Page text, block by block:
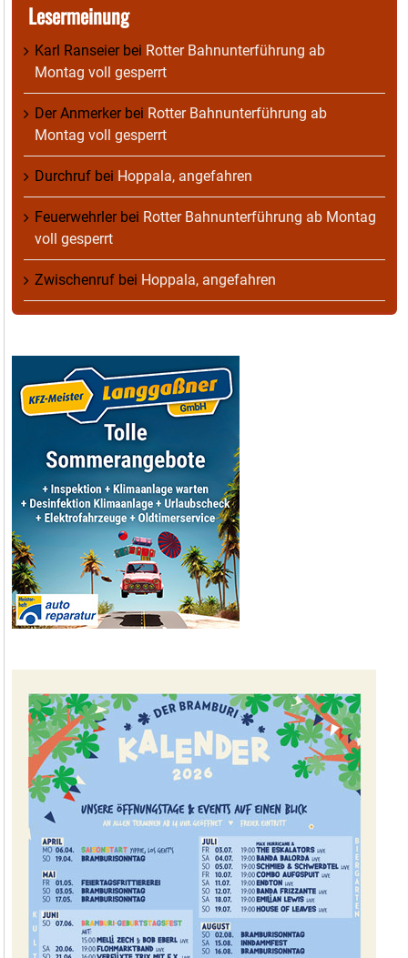
Lesermeinung
Karl Ranseierbei Rotter Bahnunterführung ab
Montag voll gesperrt
Der Anmerkerbei Rotter Bahnunterführung ab
Montag voll gesperrt
Durchruf bei Hoppala, angefahren
Feuerwehrlerbei Rotter Bahnunterführung ab Montag
voll gesperrt
Zwischenruf bei Hoppala, angefahren